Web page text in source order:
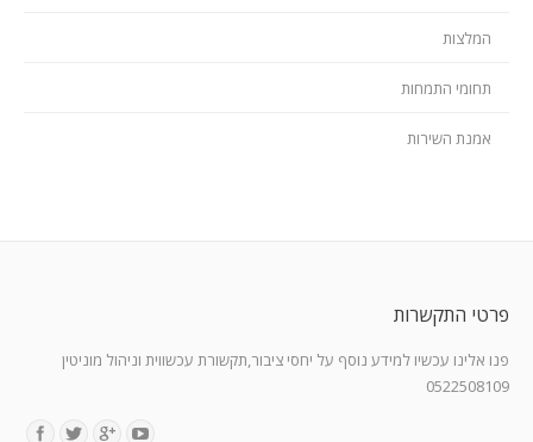
המלצות
תחומי התמחות
אמנת השירות
פרטי התקשרות
פנו אלינו עכשיו למידע נוסף על יחסי ציבור,תקשורת עכשווית וניהול מוניטין
0522508109